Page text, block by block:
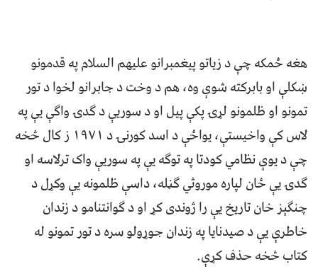
هغه ځمکه چې د زیاتو پیغمبرانو علیهم السلام په قدمونو
ښکلې او بابرکته شوې وه، هم د وخت د جابرانو لخوا د تور
تمونو او ظلمونو لړۍ پکې پیل او د سوریې د ګدۍ واګې یې په
لاس کې واخیستې، یواځې د اسد کورنۍ د ۱۹۷۱ ز کال څخه
چې د یوې نظامي کودتا په توګه یې په سوریې واک ترلاسه او
ګدۍ یې ځان لپاره موروثي ګڼله، داسې ظلمونه یې وکړل د
چنګېز خان تاریخ یې را ژوندی کړ او د ګوانتنامو د زندان
خاطرې یې د صیدنایا په زندان جوړولو سره د تور تمونو له
کتاب څخه حذف کړې.